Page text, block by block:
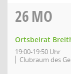
26MO
Ortsbeirat
19:00-19:50 Uhr
Clubraum des